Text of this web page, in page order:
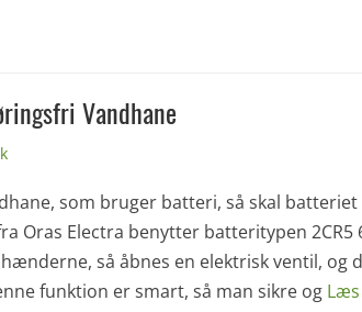
Vandhane
som bruger batteri, så skal
Oras Electra benytter batteritypen
så åbnes en elektrisk ventil, og
funktion er smart, så man sikre og